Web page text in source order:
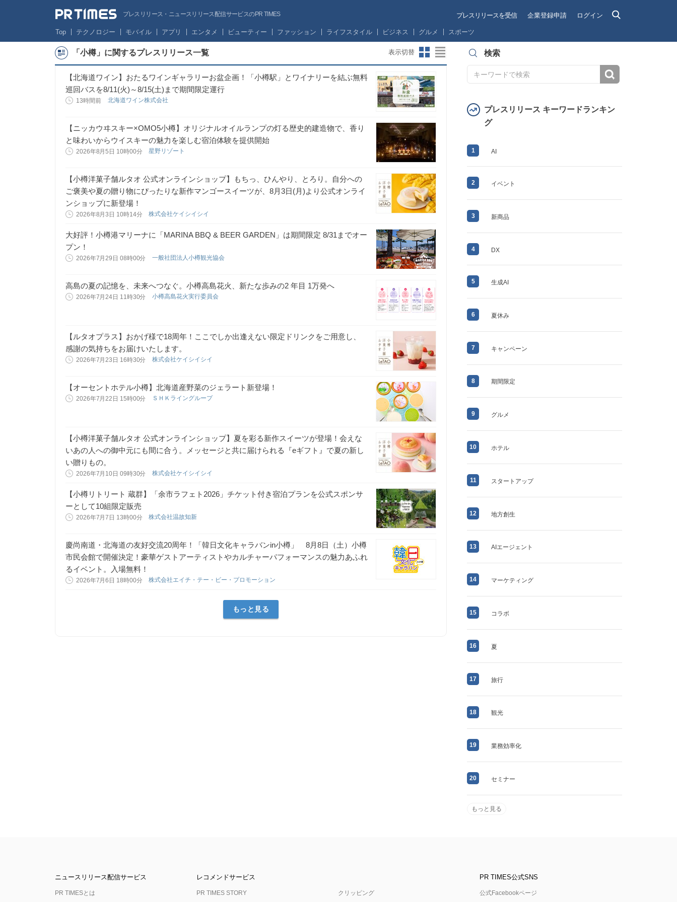
プレスリリース・ニュースリリース配信サービスのPR TIMES プレスリリースを受信 企業登録申請 ログイン
Top テクノロジー モバイル アプリ エンタメ ビューティー ファッション ライフスタイル ビジネス グルメ スポーツ
「小樽」に関するプレスリリース一覧 表示切替
【北海道ワイン】おたるワインギャラリーお盆企画！「小樽駅」とワイナリーを結ぶ無料
巡回バスを8/11(火)～8/15(土)まで期間限定運行
13時間前 北海道ワイン株式会社
【ニッカウヰスキー×OMO5小樽】オリジナルオイルランプの灯る歴史的建造物で、香り
と味わいからウイスキーの魅力を楽しむ宿泊体験を提供開始
2026年8月5日 10時00分 星野リゾート
【小樽洋菓子舗ルタオ 公式オンラインショップ】もちっ、ひんやり、とろり。自分への
ご褒美や夏の贈り物にぴったりな新作マンゴースイーツが、8月3日(月)より公式オンライ
ンショップに新登場！
2026年8月3日 10時14分 株式会社ケイシイシイ
大好評！小樽港マリーナに「MARINA BBQ & BEER GARDEN」は期間限定 8/31までオー
プン！
2026年7月29日 08時00分 一般社団法人小樽観光協会
高島の夏の記憶を、未来へつなぐ。小樽高島花火、新たな歩みの2 年目 1万発へ
2026年7月24日 11時30分 小樽高島花火実行委員会
【ルタオプラス】おかげ様で18周年！ここでしか出逢えない限定ドリンクをご用意し、
感謝の気持ちをお届けいたします。
2026年7月23日 16時30分 株式会社ケイシイシイ
【オーセントホテル小樽】北海道産野菜のジェラート新登場！
2026年7月22日 15時00分 ＳＨＫライングループ
【小樽洋菓子舗ルタオ 公式オンラインショップ】夏を彩る新作スイーツが登場！会えな
いあの人への御中元にも間に合う。メッセージと共に届けられる『eギフト』で夏の新し
い贈りもの。
2026年7月10日 09時30分 株式会社ケイシイシイ
【小樽リトリート 蔵群】「余市ラフェト2026」チケット付き宿泊プランを公式スポンサ
ーとして10組限定販売
2026年7月7日 13時00分 株式会社温故知新
慶尚南道・北海道の友好交流20周年！「韓日文化キャラバンin小樽」 8月8日（土）小樽
市民会館で開催決定！豪華ゲストアーティストやカルチャーパフォーマンスの魅力あふれ
るイベント。入場無料！
2026年7月6日 18時00分 株式会社エイチ・テー・ビー・プロモーション
もっと見る
検索
プレスリリース キーワードランキン
グ
1 AI
2 イベント
3 新商品
4 DX
5 生成AI
6 夏休み
7 キャンペーン
8 期間限定
9 グルメ
10 ホテル
11 スタートアップ
12 地方創生
13 AIエージェント
14 マーケティング
15 コラボ
16 夏
17 旅行
18 観光
19 業務効率化
20 セミナー
もっと見る
ニュースリリース配信サービス
PR TIMESとは
レコメンドサービス
PR TIMES STORY クリッピング
PR TIMES公式SNS
公式Facebookページ